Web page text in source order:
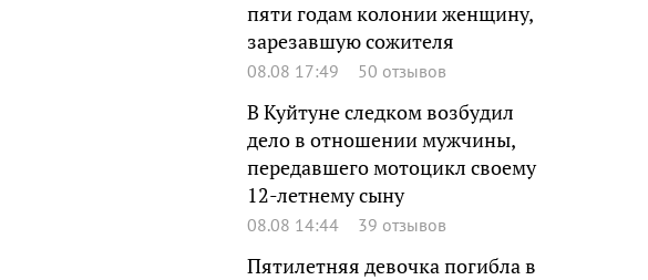
пяти годам колонии женщину,
зарезавшую сожителя
08.08 17:49 50 отзывов
В Куйтуне следком возбудил
дело в отношении мужчины,
передавшего мотоцикл своему
12-летнему сыну
08.08 14:44 39 отзывов
Пятилетняя девочка погибла в